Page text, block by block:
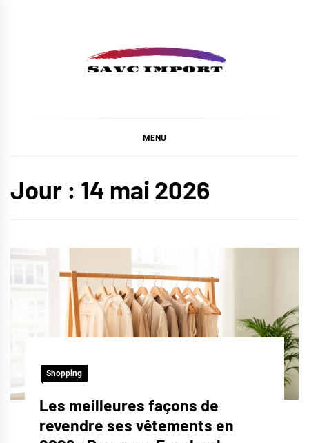
MENU
Jour : 14 mai 2026
Shopping
Les meilleures façons de
revendre ses vêtements en